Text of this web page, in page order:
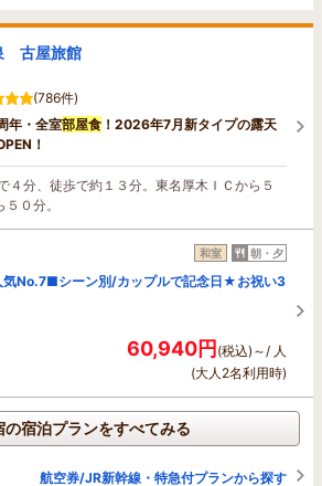
古屋旅館
(786件)
年・全室部屋食 ！2026年7月新タイプの露天
！
４分、徒歩で約１３分。東名厚木ＩＣから５
０分。
和室 朝・夕
No.7■シーン別/カップルで記念日★お祝い3
60,940円(税込)～/ 人
(大人2名利用時)
の宿泊プランをすべてみる
航空券/JR新幹線・特急付プランから探す